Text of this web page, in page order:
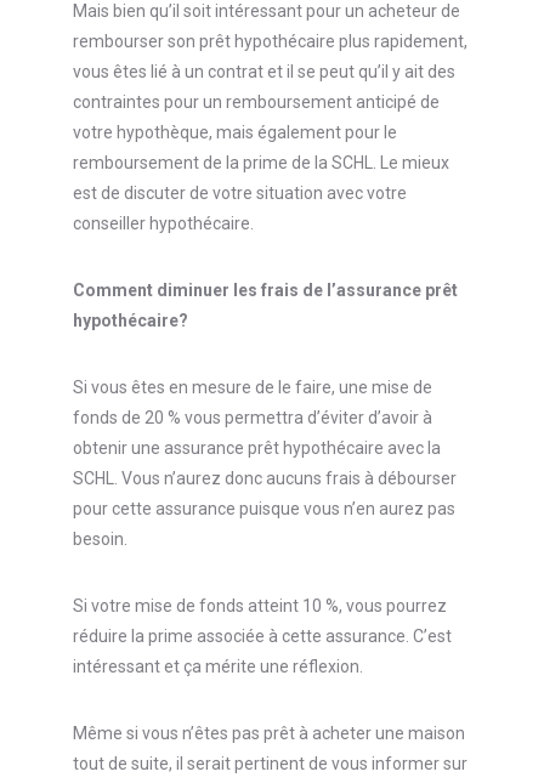
Mais bien qu’il soit intéressant pour un acheteur de
rembourser son prêt hypothécaire plus rapidement,
vous êtes lié à un contrat et il se peut qu’il y ait des
contraintes pour un remboursement anticipé de
votre hypothèque, mais également pour le
remboursement de la prime de la SCHL. Le mieux
est de discuter de votre situation avec votre
conseiller hypothécaire.
Comment diminuer les frais de l’assurance prêt
hypothécaire?
Si vous êtes en mesure de le faire, une mise de
fonds de 20 % vous permettra d’éviter d’avoir à
obtenir une assurance prêt hypothécaire avec la
SCHL. Vous n’aurez donc aucuns frais à débourser
pour cette assurance puisque vous n’en aurez pas
besoin.
Si votre mise de fonds atteint 10 %, vous pourrez
réduire la prime associée à cette assurance. C’est
intéressant et ça mérite une réflexion.
Même si vous n’êtes pas prêt à acheter une maison
tout de suite, il serait pertinent de vous informer sur